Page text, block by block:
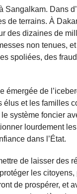
Sangalkam. Dans
de terrains. À
des dizaines de
non tenues,
spoliées, des
émergée de
élus et les familles
système foncier
lourdement
dans l’État.
de laisser des
les
de prospérer, et